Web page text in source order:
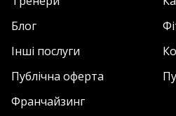
Блог
Інші послуги
Публічна оферта
Франчайзинг